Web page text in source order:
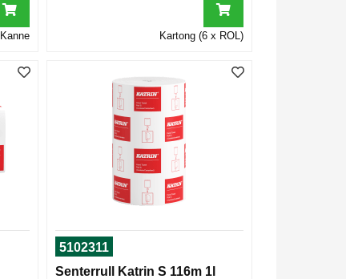
Kanne Kartong (6 x ROL)
5102311
Senterrull Katrin S 116m 1l